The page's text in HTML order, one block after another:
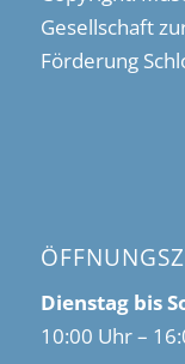
Gesellschaft
Förderung
Dienstag bis
10:00 Uhr –